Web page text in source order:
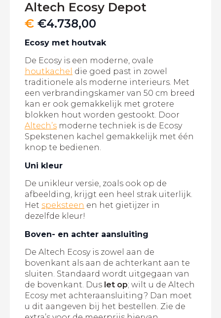
Altech Ecosy Depot
€ €4.738,00
Ecosy met houtvak
De Ecosy is een moderne, ovale
houtkachel die goed past in zowel
traditionele als moderne interieurs. Met
een verbrandingskamer van 50 cm breed
kan er ook gemakkelijk met grotere
blokken hout worden gestookt. Door
Altech’s moderne techniek is de Ecosy
Spekstenen kachel gemakkelijk met één
knop te bedienen.
Uni kleur
De unikleur versie, zoals ook op de
afbeelding, krijgt een heel strak uiterlijk.
Het speksteen en het gietijzer in
dezelfde kleur!
Boven- en achter aansluiting
De Altech Ecosy is zowel aan de
bovenkant als aan de achterkant aan te
sluiten. Standaard wordt uitgegaan van
de bovenkant. Dus let op; wilt u de Altech
Ecosy met achteraansluiting? Dan moet
u dit aangeven bij het bestellen. Zie de